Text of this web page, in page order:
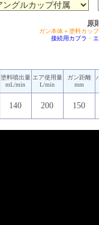
原
ガン本体＋塗料カッ
接続用カプラ ・
塗料噴出量
mL/min
エア使用量
L/min
ガン距離
mm
140 200 150